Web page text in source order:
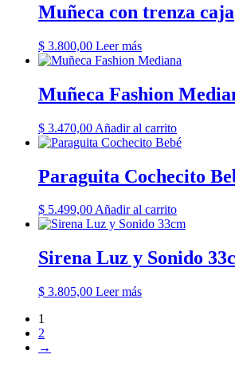
Muñeca con trenza caja
$ 3.800,00 Leer más
Muñeca Fashion
$ 3.470,00 Añadir al carrito
Paraguita Cochecito
$ 5.499,00Añadir al carrito
Sirena Luz y Sonido
$ 3.805,00 Leer más
1
2
→